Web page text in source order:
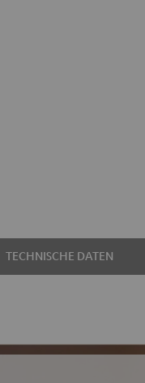
TECHNISCHE DATEN